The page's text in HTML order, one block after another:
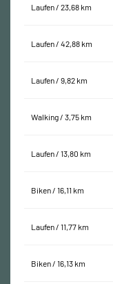
Laufen / 23,68 km
Laufen / 42,88 km
Laufen / 9,82 km
Walking / 3,75 km
Laufen / 13,80 km
Biken / 16,11 km
Laufen / 11,77 km
Biken / 16,13 km